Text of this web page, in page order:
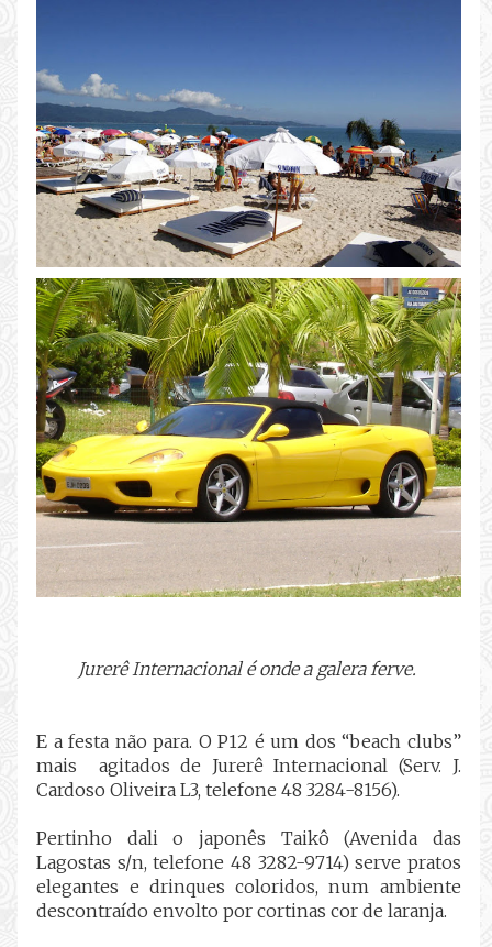
Jurerê Internacional é onde a galera ferve.
E a festa não para. O P12 é um dos “beach clubs”
mais agitados de Jurerê Internacional (Serv. J.
Cardoso Oliveira L3, telefone 48 3284-8156).
Pertinho dali o japonês Taikô (Avenida das
Lagostas s/n, telefone 48 3282-9714) serve pratos
elegantes e drinques coloridos, num ambiente
descontraído envolto por cortinas cor de laranja.